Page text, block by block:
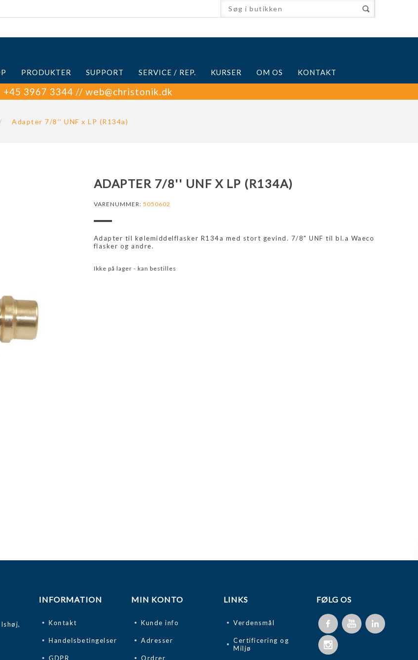
PRODUKTER SUPPORT SERVICE / REP. KURSER OM OS KONTAKT
+45 3967 3344 // web@christonik.dk
/ Adapter 7/8'' UNF x LP (R134a)
ADAPTER 7/8'' UNF X LP (R134A)
VARENUMMER: 5050602
Adapter til kølemiddelflasker R134a med stort gevind. 7/8" UNF til bl.a Waeco
flasker og andre.
Ikke på lager - kan bestilles
INFORMATION
Kontakt
Handelsbetingelser
GDPR
MIN KONTO
Kunde info
Adresser
Ordrer
LINKS
Verdensmål
Certificering og
Miljø
FØLG OS